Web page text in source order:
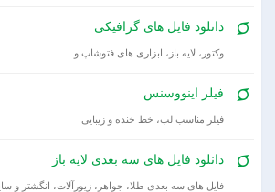
دانلود فایل های گرافیکی
وکتور، لایه باز، ابزاری های فتوشاپ و...
فیلر اینووسنس
فیلر مناسب لب، خط خنده و زیبایی
دانلود فایل های سه بعدی لایه باز
فایل های سه بعدی طلا، جواهر، زیورآلات، انگشتر و